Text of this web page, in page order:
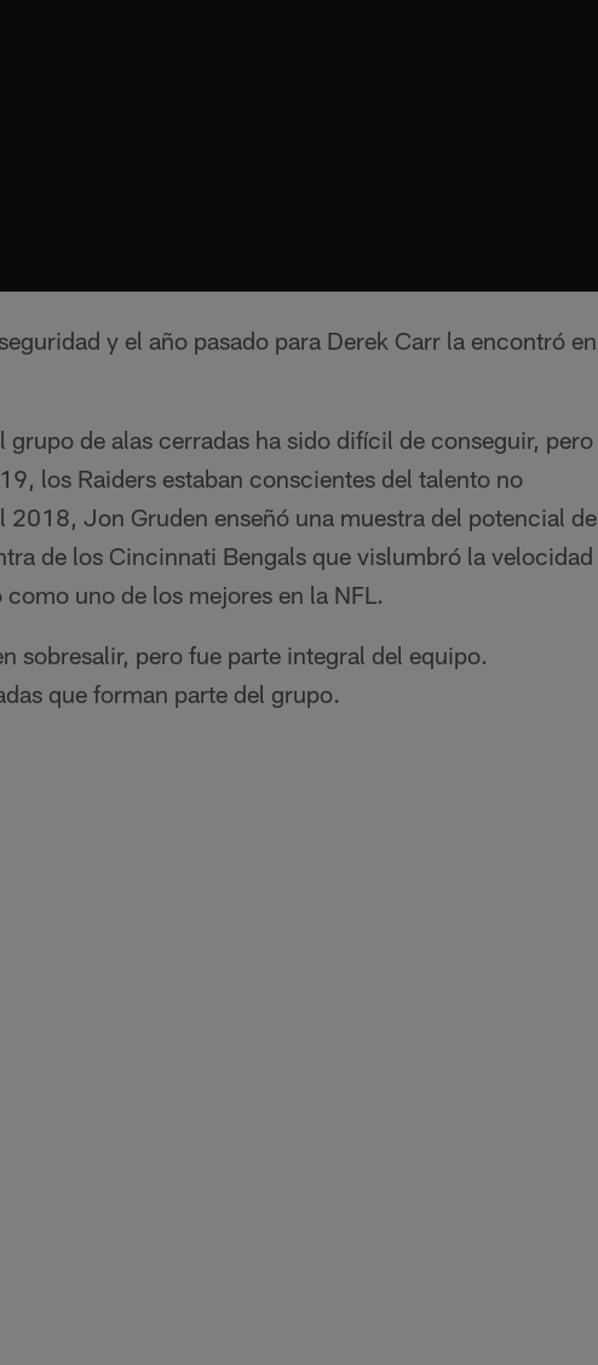
y el año pasado para Derek Carr la encontró en
de alas cerradas ha sido difícil de conseguir, pero
los Raiders estaban conscientes del talento no
2018, Jon Gruden enseñó una muestra del potencial de
de los Cincinnati Bengals que vislumbró la velocidad
uno de los mejores en la NFL.
sobresalir, pero fue parte integral del equipo.
que forman parte del grupo.